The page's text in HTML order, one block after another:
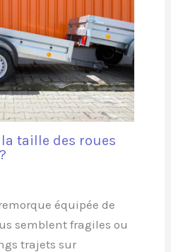
taille des roues
équipée de
semblent fragiles ou
trajets sur